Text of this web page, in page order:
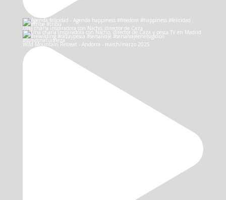
Una charla inspiradora con Nacho, director de Caza
Wild Mountain Retreat - Andorra - march/marzo 2025